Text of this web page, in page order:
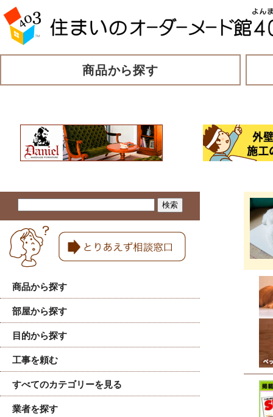
商品から探す
商品から探す
部屋から探す
目的から探す
工事を頼む
すべてのカテゴリーを見る
業者を探す